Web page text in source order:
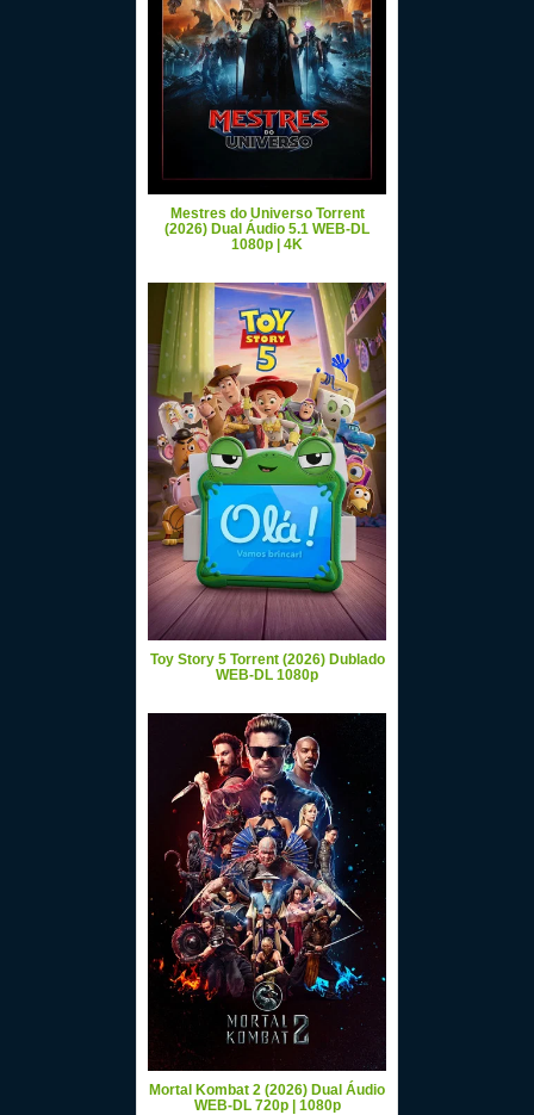
Mestres do Universo Torrent
(2026) Dual Áudio 5.1 WEB-DL
1080p | 4K
Toy Story 5 Torrent (2026) Dublado
WEB-DL 1080p
Mortal Kombat 2 (2026) Dual Áudio
WEB-DL 720p | 1080p